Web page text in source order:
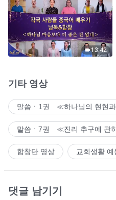
13:42
기타 영상
말씀ㆍ1권 ≪하나님의 현현
말씀ㆍ7권 ≪진리 추구에 관
합창단 영상 교회생활 예
댓글 남기기